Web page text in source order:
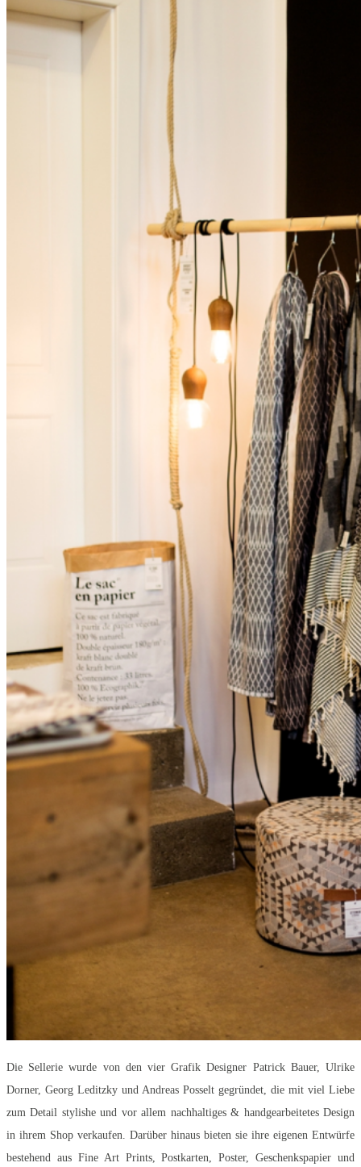
Die Sellerie wurde von den vier Grafik Designer Patrick Bauer, Ulrike
Dorner, Georg Leditzky und Andreas Posselt gegründet, die mit viel Liebe
zum Detail stylishe und vor allem nachhaltiges & handgearbeitetes Design
in ihrem Shop verkaufen. Darüber hinaus bieten sie ihre eigenen Entwürfe
bestehend aus Fine Art Prints, Postkarten, Poster, Geschenkspapier und